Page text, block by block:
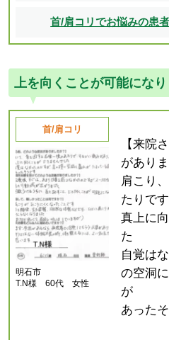
首/肩コリでお悩みの患
上を向くことが可能にな
首/肩コリ
明石市
T.N様 60代 女性
【来院
があり
肩こり
たりで
真上に
た
自覚は
の空洞
が
あった